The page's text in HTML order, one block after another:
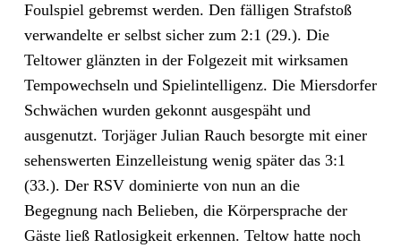
Foulspiel gebremst werden. Den fälligen Strafstoß
verwandelte er selbst sicher zum 2:1 (29.). Die
Teltower glänzten in der Folgezeit mit wirksamen
Tempowechseln und Spielintelligenz. Die Miersdorfer
Schwächen wurden gekonnt ausgespäht und
ausgenutzt. Torjäger Julian Rauch besorgte mit einer
sehenswerten Einzelleistung wenig später das 3:1
(33.). Der RSV dominierte von nun an die
Begegnung nach Belieben, die Körpersprache der
Gäste ließ Ratlosigkeit erkennen. Teltow hatte noch